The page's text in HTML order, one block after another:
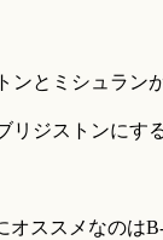
ンとミシュラン
リジストンにす
オススメなのは